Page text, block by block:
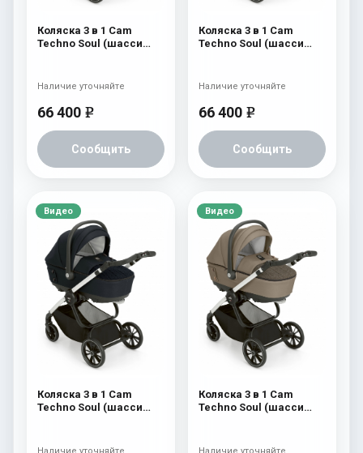
Коляска 3 в 1 Cam
Techno Soul (шасси
66 400 e
Сообщить
Наличие уточняйте
Коляска 3 в 1 Cam
Techno Soul (шасси
66 400 e
Сообщить
Наличие уточняйте
Видео
Коляска 3 в 1 Cam
Techno Soul (шасси
Наличие уточняйте
Видео
Коляска 3 в 1 Cam
Techno Soul (шасси
Наличие уточняйте